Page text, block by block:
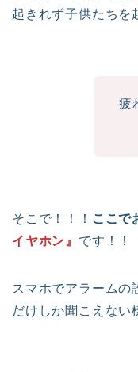
起きれず子供たちを
疲
そこで！！！ ここで
イヤホン』 です！！
スマホでアラームの
だけしか聞こえない